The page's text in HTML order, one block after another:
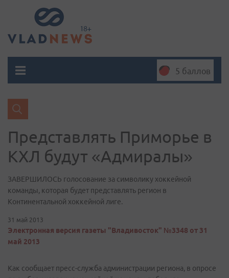
5 баллов
Представлять Приморье в
КХЛ будут «Адмиралы»
ЗАВЕРШИЛОСЬ голосование за символику хоккейной
команды, которая будет представлять регион в
Континентальной хоккейной лиге.
31 май 2013
Электронная версия газеты "Владивосток" №3348 от 31
май 2013
Как сообщает пресс-­служба администрации региона, в опросе